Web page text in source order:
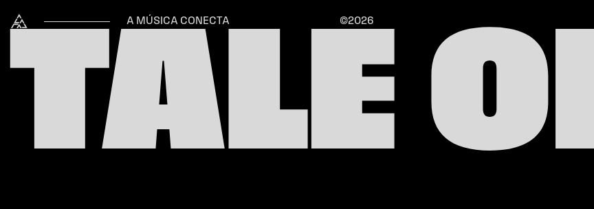
Alataj
A MÚSICA CONECTA ©2026
TALE